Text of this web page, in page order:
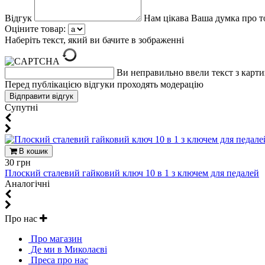
Відгук
Нам цікава Ваша думка про
Оціните товар:
Наберіть текст, який ви бачите в зображенні
Ви неправильно ввели текст з
Перед публікацією відгуки проходять модерацію
Супутні
В кошик
30 грн
Плоский сталевий гайковий ключ 10 в 1 з ключем для педалей
Aналогічні
Про нас
Про магазин
Де ми в Миколаєві
Преса про нас